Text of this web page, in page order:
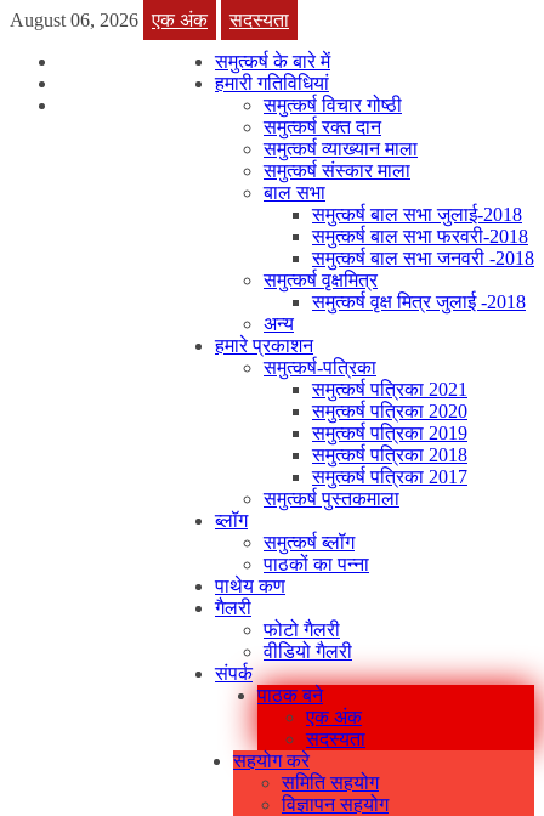
August 06, 2026 एक अंक
सदस्यता
समुत्कर्ष के बारे में
हमारी गतिविधियां
समुत्कर्ष विचार गोष्ठी
समुत्कर्ष रक्त दान
समुत्कर्ष व्याख्यान माला
समुत्कर्ष संस्कार माला
बाल सभा
समुत्कर्ष बाल सभा जुलाई-2018
समुत्कर्ष बाल सभा फरवरी-2018
समुत्कर्ष बाल सभा जनवरी -2018
समुत्कर्ष वृक्षमित्र
समुत्कर्ष वृक्ष मित्र जुलाई -2018
अन्य
हमारे प्रकाशन
समुत्कर्ष-पत्रिका
समुत्कर्ष पत्रिका 2021
समुत्कर्ष पत्रिका 2020
समुत्कर्ष पत्रिका 2019
समुत्कर्ष पत्रिका 2018
समुत्कर्ष पत्रिका 2017
समुत्कर्ष पुस्तकमाला
ब्लॉग
समुत्कर्ष ब्लॉग
पाठकों का पन्ना
पाथेय कण
गैलरी
फोटो गैलरी
वीडियो गैलरी
संपर्क
पाठक बने
एक अंक
सदस्यता
सहयोग करे
समिति सहयोग
विज्ञापन सहयोग